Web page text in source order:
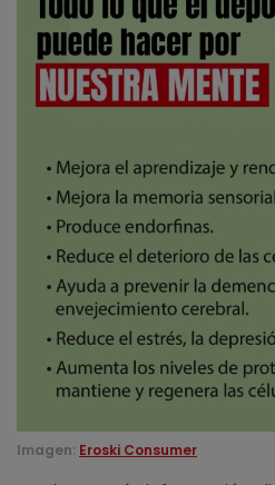
Imagen: Eroski Consumer